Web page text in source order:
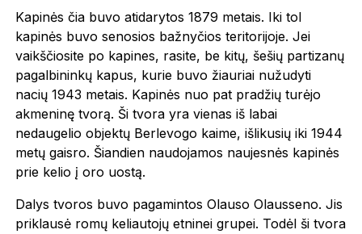
Kapinės čia buvo atidarytos 1879 metais. Iki tol
kapinės buvo senosios bažnyčios teritorijoje. Jei
vaikščiosite po kapines, rasite, be kitų, šešių partizanų
pagalbininkų kapus, kurie buvo žiauriai nužudyti
nacių 1943 metais. Kapinės nuo pat pradžių turėjo
akmeninę tvorą. Ši tvora yra vienas iš labai
nedaugelio objektų Berlevogo kaime, išlikusių iki 1944
metų gaisro. Šiandien naudojamos naujesnės kapinės
prie kelio į oro uostą.
Dalys tvoros buvo pagamintos Olauso Olausseno. Jis
priklausė romų keliautojų etninei grupei. Todėl ši tvora